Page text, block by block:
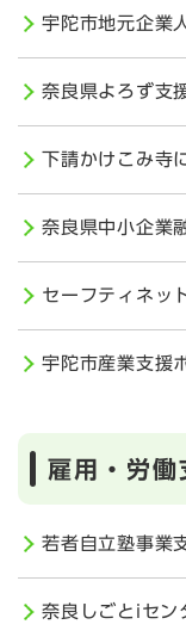
宇陀市地元企業
奈良県よろず支
下請かけこみ寺
奈良県中小企業
セーフティネッ
宇陀市産業支援
雇用・労働
若者自立塾事業
奈良しごとiセン